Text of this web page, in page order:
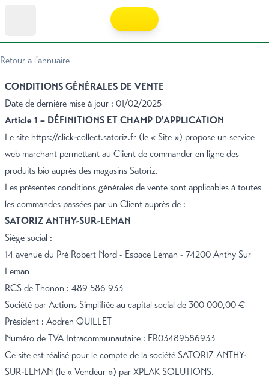
Retour a l'annuaire
CONDITIONS GÉNÉRALES DE VENTE
Date de dernière mise à jour : 01/02/2025
Article 1 – DÉFINITIONS ET CHAMP D'APPLICATION
Le site https://click-collect.satoriz.fr (le « Site ») propose un service
web marchant permettant au Client de commander en ligne des
produits bio auprès des magasins Satoriz.
Les présentes conditions générales de vente sont applicables à toutes
les commandes passées par un Client auprès de :
SATORIZ ANTHY-SUR-LEMAN
Siège social :
14 avenue du Pré Robert Nord - Espace Léman - 74200 Anthy Sur
Leman
RCS de Thonon : 489 586 933
Société par Actions Simplifiée au capital social de 300 000,00 €
Président : Aodren QUILLET
Numéro de TVA Intracommunautaire : FR03489586933
Ce site est réalisé pour le compte de la société SATORIZ ANTHY-
SUR-LEMAN (le « Vendeur ») par XPEAK SOLUTIONS.